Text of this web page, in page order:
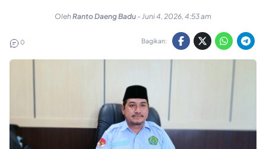
OlehRanto Daeng Badu - Juni 4, 2026, 4:53 am
0 Bagikan: